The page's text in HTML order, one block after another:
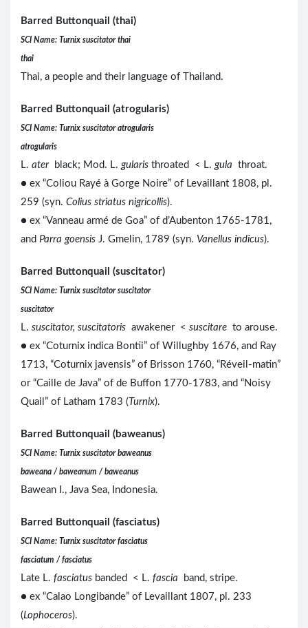
Barred Buttonquail (thai)
SCI Name: Turnix suscitator thai
thai
Thai, a people and their language of Thailand.
Barred Buttonquail (atrogularis)
SCI Name: Turnix suscitator atrogularis
atrogularis
L. aterblack; Mod. L. gularis throated < L. gula throat.
● ex “Coliou Rayé à Gorge Noire” of Levaillant 1808, pl.
259 (syn. Colius striatus nigricollis).
● ex “Vanneau armé de Goa” of d’Aubenton 1765-1781,
and Parra goensis J. Gmelin, 1789 (syn. Vanellus indicus).
Barred Buttonquail (suscitator)
SCI Name: Turnix suscitator suscitator
suscitator
L. suscitator, suscitatoris awakener < suscitare to arouse.
● ex “Coturnix indica Bontii” of Willughby 1676, and Ray
1713, “Coturnix javensis” of Brisson 1760, “Réveil-matin”
or “Caille de Java” of de Buffon 1770-1783, and “Noisy
Quail” of Latham 1783 ( Turnix).
Barred Buttonquail (baweanus)
SCI Name: Turnix suscitator baweanus
baweana / baweanum / baweanus
Bawean I., Java Sea, Indonesia.
Barred Buttonquail (fasciatus)
SCI Name: Turnix suscitator fasciatus
fasciatum / fasciatus
Late L. fasciatus banded < L. fascia
band, stripe.
● ex “Calao Longibande” of Levaillant 1807, pl. 233
(Lophoceros).